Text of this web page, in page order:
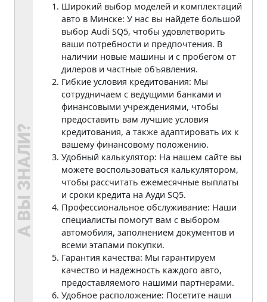
Широкий выбор моделей и комплектаций
авто в Минске: У нас вы найдете большой
выбор Audi SQ5, чтобы удовлетворить
ваши потребности и предпочтения. В
наличии новые машины и с пробегом от
дилеров и частные объявления.
Гибкие условия кредитования: Мы
сотрудничаем с ведущими банками и
финансовыми учреждениями, чтобы
предоставить вам лучшие условия
кредитования, а также адаптировать их к
вашему финансовому положению.
Удобный калькулятор: На нашем сайте вы
можете воспользоваться калькулятором,
чтобы рассчитать ежемесячные выплаты
и сроки кредита на Ауди SQ5.
Профессиональное обслуживание: Наши
специалисты помогут вам с выбором
автомобиля, заполнением документов и
всеми этапами покупки.
Гарантия качества: Мы гарантируем
качество и надежность каждого авто,
предоставляемого нашими партнерами.
Удобное расположение: Посетите наши